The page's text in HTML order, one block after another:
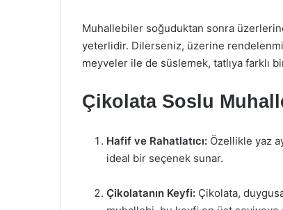
Muhallebiler soğuduktan sonra
yeterlidir. Dilerseniz, üzerine
meyveler ile de süslemek, tatlıya farklı
Çikolata Soslu
Hafif ve Rahatlatıcı: Özellikle yaz
ideal bir seçenek sunar.
Çikolatanın Keyfi: Çikolata,